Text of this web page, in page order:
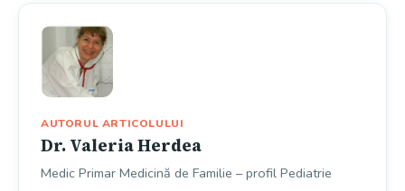
AUTORUL ARTICOLULUI
Dr. Valeria Herdea
Medic Primar Medicină de Familie – profil Pediatrie